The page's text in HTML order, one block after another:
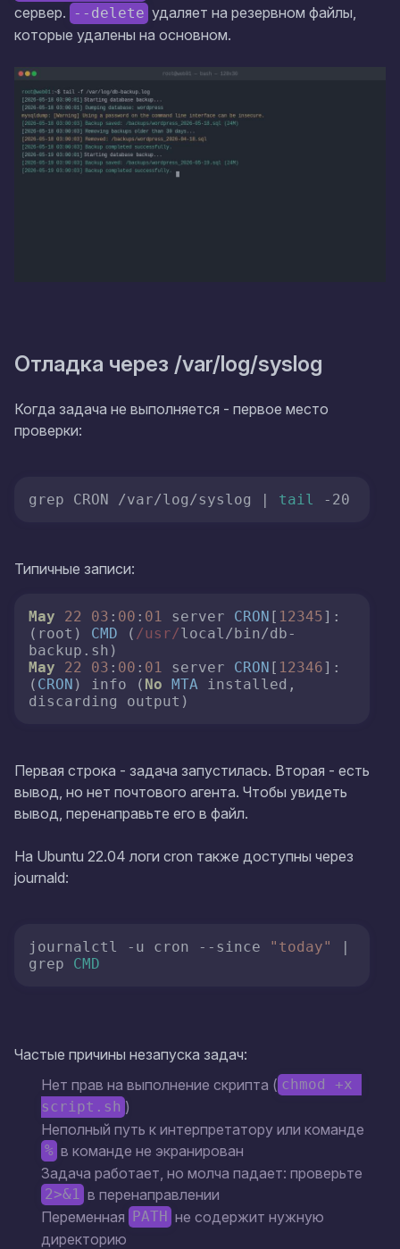
сервер. --delete удаляет на резервном файлы,
которые удалены на основном.
Отладка через /var/log/syslog
Когда задача не выполняется - первое место
проверки:
grep CRON /var/log/syslog | tail -20
Типичные записи:
May 22 03 : 00 : 01 server CRON [ 12345]:
(root) CMD ( /usr/local/bin/db-
backup. sh
May
22 03 : 00 : 01 server CRON [ 12346]:
( CRON ) info ( No MTA installed,
discarding output)
Первая строка - задача запустилась. Вторая - есть
вывод, но нет почтового агента. Чтобы увидеть
вывод, перенаправьте его в файл.
На Ubuntu 22.04 логи cron также доступны через
journald:
journalctl -u cron --since "today"
|
grep CMD
Частые причины незапуска задач:
Нет прав на выполнение скрипта ( chmod +x
script.sh )
Неполный путь к интерпретатору или команде
% в команде не экранирован
Задача работает, но молча падает: проверьте
2>&1 в перенаправлении
Переменная
PATH не содержит нужную
директорию